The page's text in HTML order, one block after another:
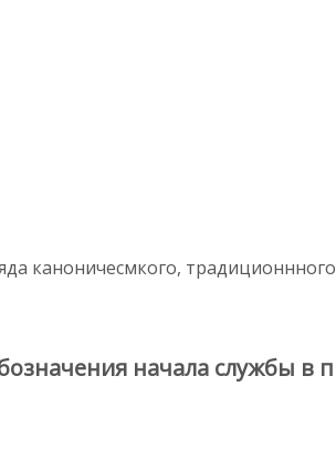
каноничесмкого,
начала службы в